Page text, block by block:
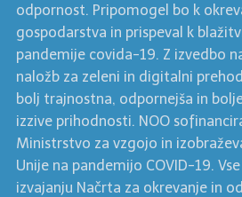
odpornost. Pripomogel bo k
gospodarstva in prispeval k
pandemije covida-19. Z izvedbo
naložb za zeleni in digitalni
bolj trajnostna, odpornejša in
izzive prihodnosti. NOO
Ministrstvo za vzgojo in
Unije na pandemijo COVID-19.
izvajanju Načrta za okrevanje in